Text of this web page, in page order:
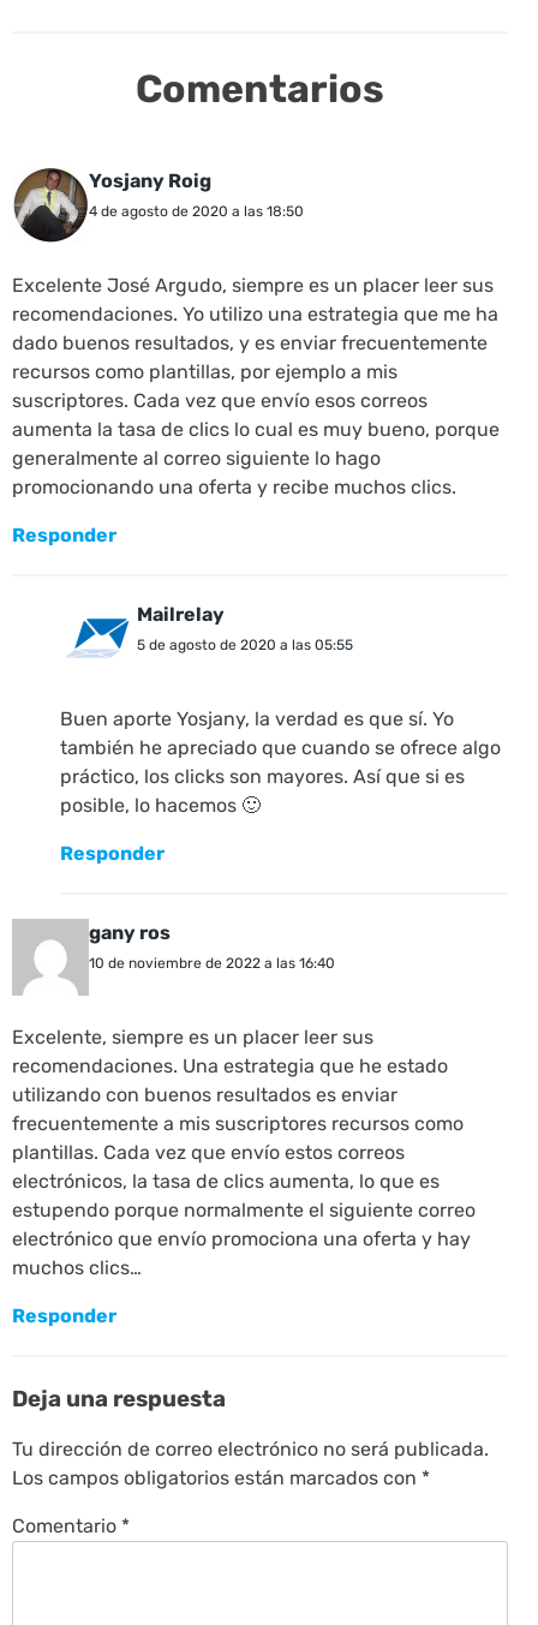
Comentarios
Yosjany Roig
4 de agosto de 2020 a las 18:50
Excelente José Argudo, siempre es un placer leer sus
recomendaciones. Yo utilizo una estrategia que me ha
dado buenos resultados, y es enviar frecuentemente
recursos como plantillas, por ejemplo a mis
suscriptores. Cada vez que envío esos correos
aumenta la tasa de clics lo cual es muy bueno, porque
generalmente al correo siguiente lo hago
promocionando una oferta y recibe muchos clics.
Responder
Mailrelay
5 de agosto de 2020 a las 05:55
Buen aporte Yosjany, la verdad es que sí. Yo
también he apreciado que cuando se ofrece algo
práctico, los clicks son mayores. Así que si es
posible, lo hacemos 🙂
Responder
gany ros
10 de noviembre de 2022 a las 16:40
Excelente, siempre es un placer leer sus
recomendaciones. Una estrategia que he estado
utilizando con buenos resultados es enviar
frecuentemente a mis suscriptores recursos como
plantillas. Cada vez que envío estos correos
electrónicos, la tasa de clics aumenta, lo que es
estupendo porque normalmente el siguiente correo
electrónico que envío promociona una oferta y hay
muchos clics…
Responder
Deja una respuesta
Tu dirección de correo electrónico no será publicada.
Los campos obligatorios están marcados con *
Comentario *